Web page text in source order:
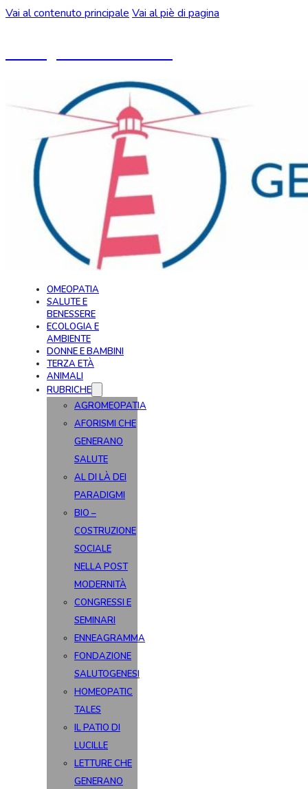
Vai al contenuto principale Vai al piè di pagina
OMEOPATIA
SALUTE E
BENESSERE
ECOLOGIA E
AMBIENTE
DONNE E BAMBINI
TERZA ETÀ
ANIMALI
RUBRICHE
AGROMEOPATIA
AFORISMI CHE
GENERANO
SALUTE
AL DI LÀ DEI
PARADIGMI
BIO –
COSTRUZIONE
SOCIALE
NELLA POST
MODERNITÀ
CONGRESSI E
SEMINARI
ENNEAGRAMMA
FONDAZIONE
SALUTOGENESI
HOMEOPATIC
TALES
IL PATIO DI
LUCILLE
LETTURE CHE
GENERANO